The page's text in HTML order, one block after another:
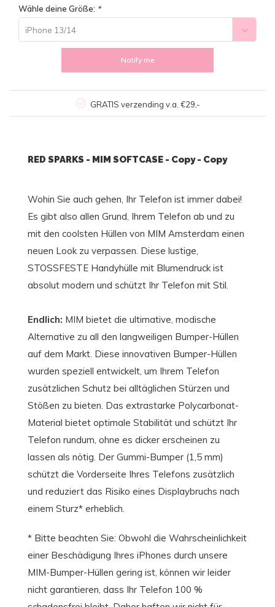
Wähle deine Größe: *
iPhone 13/14
Notify me
GRATIS verzending v.a. €29,-
RED SPARKS - MIM SOFTCASE - Copy - Copy
Wohin Sie auch gehen, Ihr Telefon ist immer dabei!
Es gibt also allen Grund, Ihrem Telefon ab und zu
mit den coolsten Hüllen von MIM Amsterdam einen
neuen Look zu verpassen. Diese lustige,
STOSSFESTE Handyhülle mit Blumendruck ist
absolut modern und schützt Ihr Telefon mit Stil.
Endlich: MIM bietet die ultimative, modische
Alternative zu all den langweiligen Bumper-Hüllen
auf dem Markt. Diese innovativen Bumper-Hüllen
wurden speziell entwickelt, um Ihrem Telefon
zusätzlichen Schutz bei alltäglichen Stürzen und
Stößen zu bieten. Das extrastarke Polycarbonat-
Material bietet optimale Stabilität und schützt Ihr
Telefon rundum, ohne es dicker erscheinen zu
lassen als nötig. Der Gummi-Bumper (1,5 mm)
schützt die Vorderseite Ihres Telefons zusätzlich
und reduziert das Risiko eines Displaybruchs nach
einem Sturz* erheblich.
* Bitte beachten Sie: Obwohl die Wahrscheinlichkeit
einer Beschädigung Ihres iPhones durch unsere
MIM-Bumper-Hüllen gering ist, können wir leider
nicht garantieren, dass Ihr Telefon 100 %